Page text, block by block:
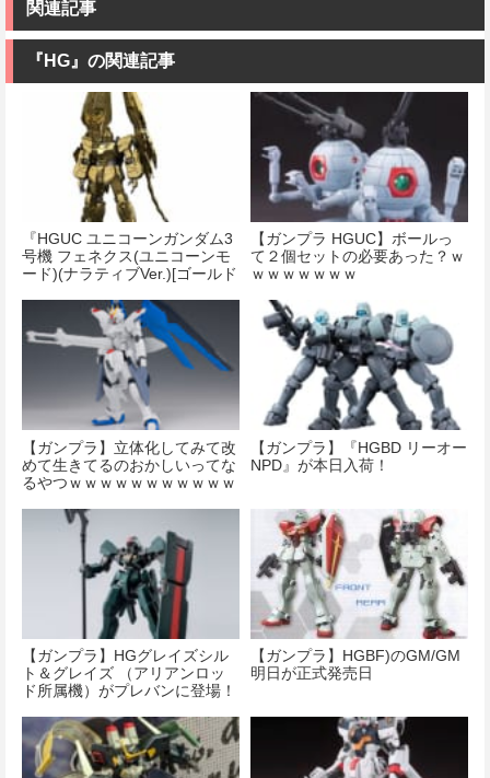
関連記事
『HG』の関連記事
『HGUC ユニコーンガンダム3
号機 フェネクス(ユニコーンモ
ード)(ナラティブVer.)[ゴールド
本日発売！
【ガンプラ HGUC】ボールっ
て２個セットの必要あった？ｗ
ｗｗｗｗｗｗｗ
【ガンプラ】立体化してみて改
めて生きてるのおかしいってな
るやつｗｗｗｗｗｗｗｗｗｗｗ
【ガンプラ】『HGBD リーオー
NPD』が本日入荷！
【ガンプラ】HGグレイズシル
ト＆グレイズ （アリアンロッ
ド所属機）がプレバンに登場！
【ガンプラ】HGBF)のGM/GM
明日が正式発売日